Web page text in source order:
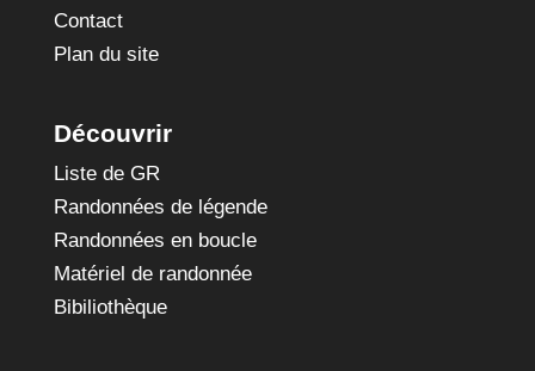
Contact
Plan du site
Découvrir
Liste de GR
Randonnées de légende
Randonnées en boucle
Matériel de randonnée
Bibiliothèque